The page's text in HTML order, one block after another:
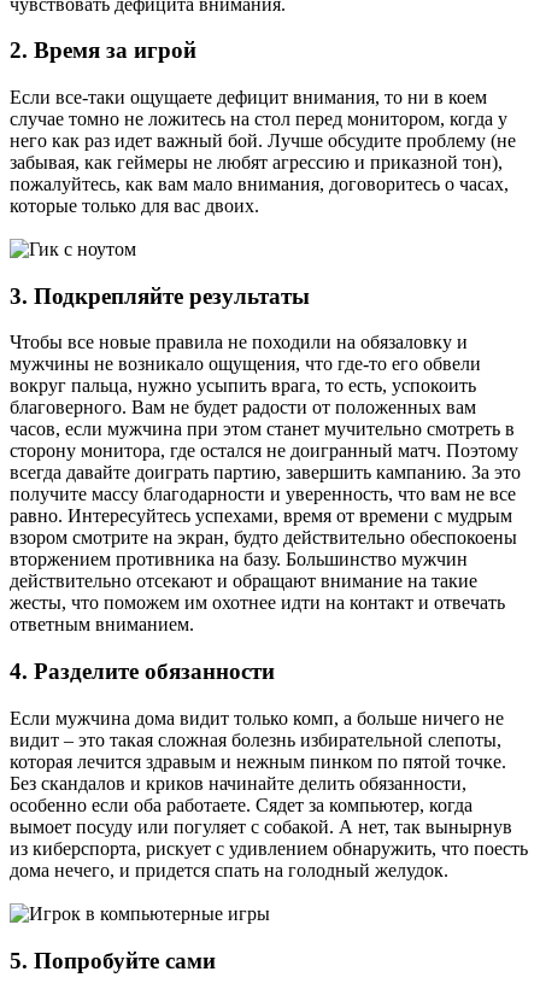
2. Время за игрой
Если все-таки ощущаете дефицит внимания, то ни в коем
случае томно не ложитесь на стол перед монитором, когда у
него как раз идет важный бой. Лучше обсудите проблему (не
забывая, как геймеры не любят агрессию и приказной тон),
пожалуйтесь, как вам мало внимания, договоритесь о часах,
которые только для вас двоих.
3. Подкрепляйте результаты
Чтобы все новые правила не походили на обязаловку и
мужчины не возникало ощущения, что где-то его обвели
вокруг пальца, нужно усыпить врага, то есть, успокоить
благоверного. Вам не будет радости от положенных вам
часов, если мужчина при этом станет мучительно смотреть в
сторону монитора, где остался не доигранный матч. Поэтому
всегда давайте доиграть партию, завершить кампанию. За это
получите массу благодарности и уверенность, что вам не все
равно. Интересуйтесь успехами, время от времени с мудрым
взором смотрите на экран, будто действительно обеспокоены
вторжением противника на базу. Большинство мужчин
действительно отсекают и обращают внимание на такие
жесты, что поможем им охотнее идти на контакт и отвечать
ответным вниманием.
4. Разделите обязанности
Если мужчина дома видит только комп, а больше ничего не
видит – это такая сложная болезнь избирательной слепоты,
которая лечится здравым и нежным пинком по пятой точке.
Без скандалов и криков начинайте делить обязанности,
особенно если оба работаете. Сядет за компьютер, когда
вымоет посуду или погуляет с собакой. А нет, так вынырнув
из киберспорта, рискует с удивлением обнаружить, что поесть
дома нечего, и придется спать на голодный желудок.
5. Попробуйте сами